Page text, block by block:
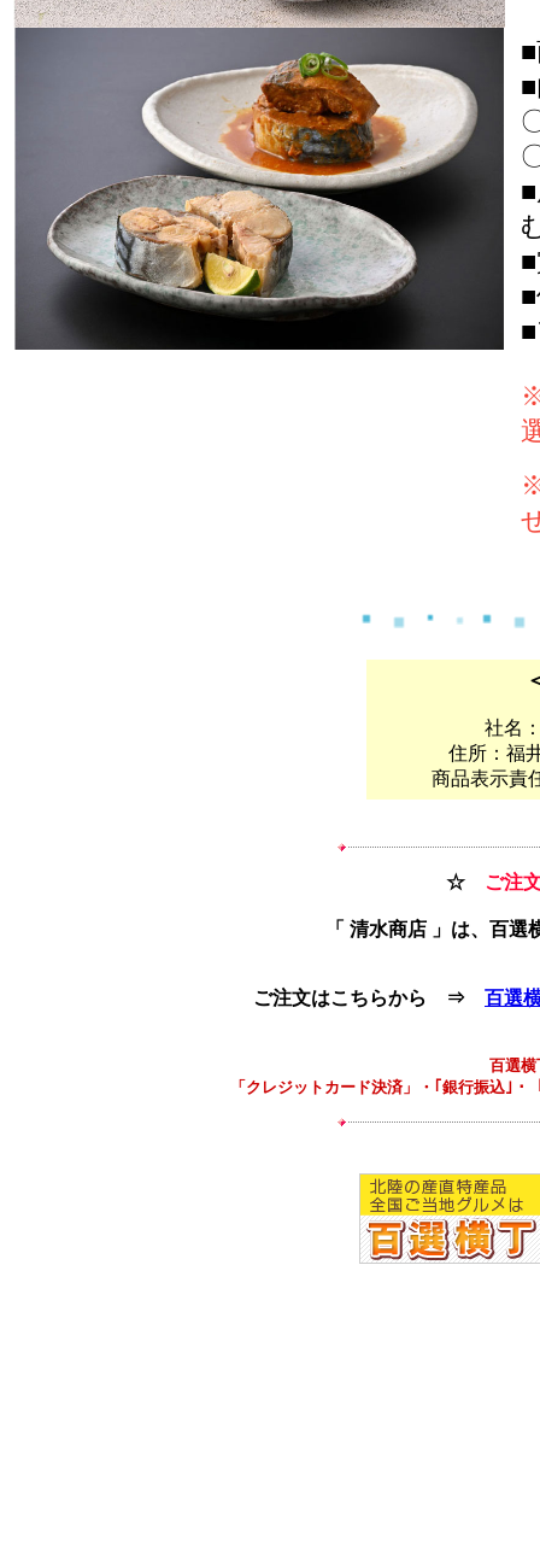
社名
住所：福
商品表示責
☆ ご注
「 清水商店 」は、百
ご注文はこちらから ⇒ 百選
百選横
「クレジットカード決済」・｢銀行振込｣